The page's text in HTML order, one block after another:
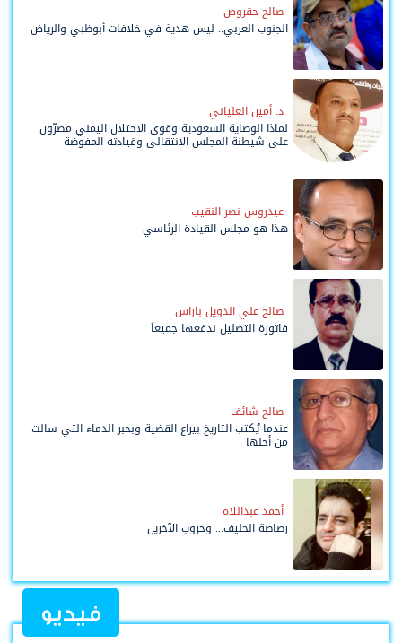
صالح حقروص
الجنوب العربي.. ليس هدية في خلافات أبوظبي والرياض
د. أمين العلياني
لماذا الوصاية السعودية وقوى الاحتلال اليمني مصرّون
على شيطنة المجلس الانتقالي وقيادته المفوضة
عيدروس نصر النقيب
هذا هو مجلس القيادة الرئاسي
صالح علي الدويل باراس
فاتورة التضليل ندفعها جميعاً
صالح شائف
عندما يُكتب التاريخ بيراع القضية وبحبر الدماء التي سالت
من أجلها
أحمد عبداللاه
رصاصة الحليف... وحروب الآخرين
فيديو